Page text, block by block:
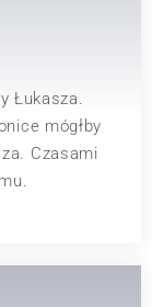
Łukasza.
mógłby
Czasami